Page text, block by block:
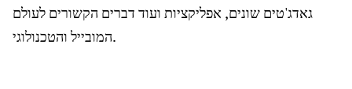
גאדג'טים שונים, אפליקציות ועוד דברים הקשורים לעולם
המובייל והטכנולוגי.